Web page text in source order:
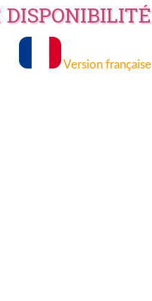
Version française